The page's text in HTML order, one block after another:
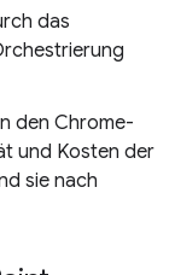
das
den Chrome-
und Kosten der
sie nach